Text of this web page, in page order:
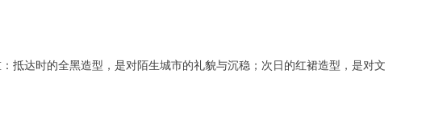
抵达时的全黑造型，是对陌生城市的礼貌与沉稳；次日的红裙造型，是对文